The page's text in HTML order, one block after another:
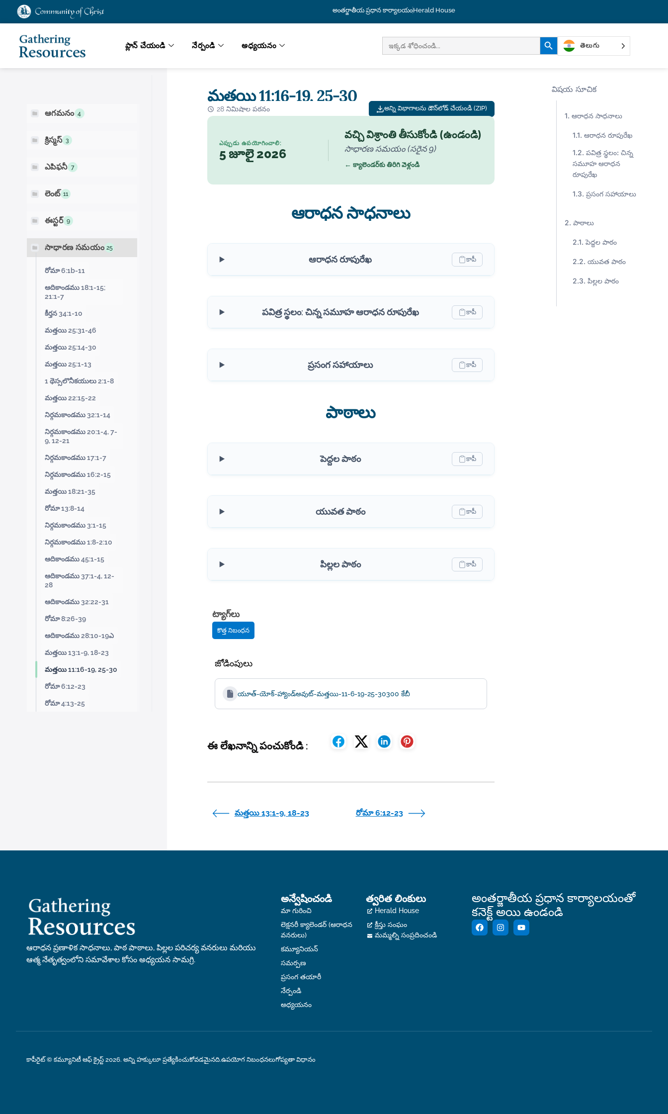
అంతర్జాతీయ ప్రధాన కార్యాలయంHerald House
ప్లాన్ చేయండి నేర్పండి అధ్యయనం
కోసం
శోధన బటన్
తెలుగు
ఆగమనం 4
క్రిస్మస్ 3
ఎపిఫనీ 7
లెంట్ 11
ఈస్టర్ 9
సాధారణ సమయం 25
రోమా 6:1b-11
ఆదికాండము 18:1-15;
21:1-7
కీర్తన 34:1-10
మత్తయి 25:31-46
మత్తయి 25:14-30
మత్తయి 25:1-13
1 థెస్సలొనీకయులు 2:1-8
మత్తయి 22:15-22
నిర్గమకాండము 32:1-14
నిర్గమకాండము 20:1-4, 7-
9, 12-21
నిర్గమకాండము 17:1-7
నిర్గమకాండము 16:2-15
మత్తయి 18:21-35
రోమా 13:8-14
నిర్గమకాండము 3:1-15
నిర్గమకాండము 1:8-2:10
ఆదికాండము 45:1-15
ఆదికాండము 37:1-4, 12-
28
ఆదికాండము 32:22-31
రోమా 8:26-39
ఆదికాండము 28:10-19ఎ
మత్తయి 13:1-9, 18-23
మత్తయి 11:16-19, 25-30
రోమా 6:12-23
రోమా 4:13-25
మత్తయి 11:16-19, 25-30
అన్ని విభాగాలను డౌన్‌లోడ్ చేయండి (ZIP)
28 నిమిషాల పఠనం
ఎప్పుడు ఉపయోగించాలి:
5 జూలై 2026
వచ్చి విశ్రాంతి తీసుకోండి (ఉండండి)
సాధారణ సమయం (సరైన 9)
← క్యాలెండర్‌కు తిరిగి వెళ్లండి
ఆరాధన సాధనాలు
ఆరాధన రూపురేఖ కాపీ
పవిత్ర స్థలం: చిన్న సమూహ ఆరాధన రూపురేఖ కాపీ
ప్రసంగ సహాయాలు కాపీ
పాఠాలు
పెద్దల పాఠం కాపీ
యువత పాఠం కాపీ
పిల్లల పాఠం కాపీ
ట్యాగ్‌లు
కొత్త నిబంధన
జోడింపులు
యూత్-యోక్-హ్యాండ్అవుట్-మత్తయి-11-6-19-25-30300 కేబీ
ఈ లేఖనాన్ని పంచుకోండి :
మత్తయి 13:1-9, 18-23 రోమా 6:12-23
విషయ సూచిక
ఆరాధన సాధనాలు
ఆరాధన రూపురేఖ
పవిత్ర స్థలం: చిన్న
సమూహ ఆరాధన
రూపురేఖ
ప్రసంగ సహాయాలు
పాఠాలు
పెద్దల పాఠం
యువత పాఠం
పిల్లల పాఠం
ఆరాధన ప్రణాళిక సాధనాలు, పాఠ పాఠాలు, పిల్లల పరిచర్య వనరులు మరియు
ఆత్మ నేతృత్వంలోని సమావేశాల కోసం అధ్యయన సామగ్రి.
అన్వేషించండి
మా గురించి
లెక్షనరీ క్యాలెండర్ (ఆరాధన
వనరులు)
కమ్యూనియన్
సమర్పణ
ప్రసంగ తయారీ
నేర్పండి
అధ్యయనం
త్వరిత లింకులు
Herald House
క్రీస్తు సంఘం
మమ్మల్ని సంప్రదించండి
అంతర్జాతీయ ప్రధాన కార్యాలయంతో
కనెక్ట్ అయి ఉండండి
కాపీరైట్ © కమ్యూనిటీ ఆఫ్ క్రైస్ట్ 2026. అన్ని హక్కులూ ప్రత్యేకించుకోవడమైనది.ఉపయోగ నిబంధనలుగోప్యతా విధానం